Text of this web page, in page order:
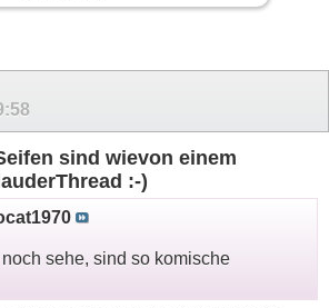
sind wievon einem
:-)
sehe, sind so komische